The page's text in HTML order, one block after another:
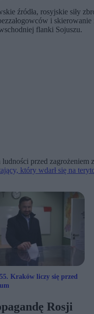
źródła, rosyjskie siły
i
flanki Sojuszu.
przed
który wdarł się na
Kraków liczy się przed
Rosji